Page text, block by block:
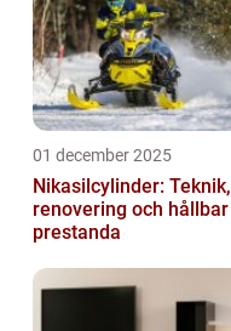
01 december 2025
Nikasilcylinder: Teknik,
renovering och hållbar
prestanda